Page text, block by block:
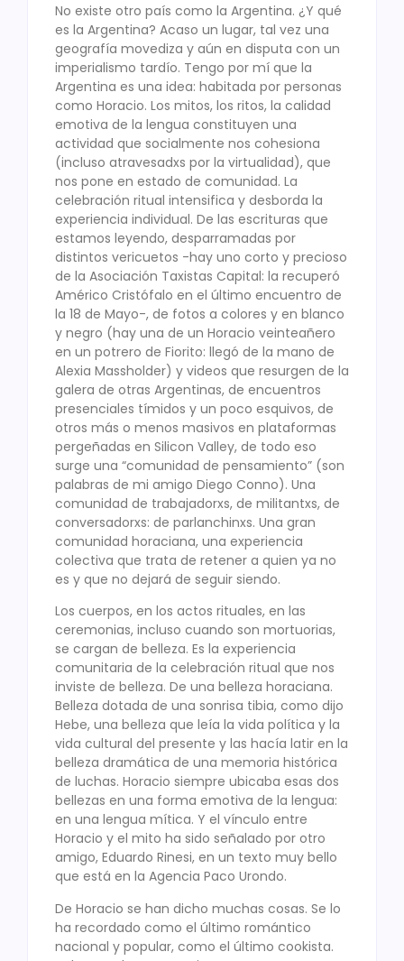
No existe otro país como la Argentina. ¿Y qué
es la Argentina? Acaso un lugar, tal vez una
geografía movediza y aún en disputa con un
imperialismo tardío. Tengo por mí que la
Argentina es una idea: habitada por personas
como Horacio. Los mitos, los ritos, la calidad
emotiva de la lengua constituyen una
actividad que socialmente nos cohesiona
(incluso atravesadxs por la virtualidad), que
nos pone en estado de comunidad. La
celebración ritual intensifica y desborda la
experiencia individual. De las escrituras que
estamos leyendo, desparramadas por
distintos vericuetos -hay uno corto y precioso
de la Asociación Taxistas Capital: la recuperó
Américo Cristófalo en el último encuentro de
la 18 de Mayo-, de fotos a colores y en blanco
y negro (hay una de un Horacio veinteañero
en un potrero de Fiorito: llegó de la mano de
Alexia Massholder) y videos que resurgen de la
galera de otras Argentinas, de encuentros
presenciales tímidos y un poco esquivos, de
otros más o menos masivos en plataformas
pergeñadas en Silicon Valley, de todo eso
surge una “comunidad de pensamiento” (son
palabras de mi amigo Diego Conno). Una
comunidad de trabajadorxs, de militantxs, de
conversadorxs: de parlanchinxs. Una gran
comunidad horaciana, una experiencia
colectiva que trata de retener a quien ya no
es y que no dejará de seguir siendo.
Los cuerpos, en los actos rituales, en las
ceremonias, incluso cuando son mortuorias,
se cargan de belleza. Es la experiencia
comunitaria de la celebración ritual que nos
inviste de belleza. De una belleza horaciana.
Belleza dotada de una sonrisa tibia, como dijo
Hebe, una belleza que leía la vida política y la
vida cultural del presente y las hacía latir en la
belleza dramática de una memoria histórica
de luchas. Horacio siempre ubicaba esas dos
bellezas en una forma emotiva de la lengua:
en una lengua mítica. Y el vínculo entre
Horacio y el mito ha sido señalado por otro
amigo, Eduardo Rinesi, en un texto muy bello
que está en la Agencia Paco Urondo.
De Horacio se han dicho muchas cosas. Se lo
ha recordado como el último romántico
nacional y popular, como el último cookista.